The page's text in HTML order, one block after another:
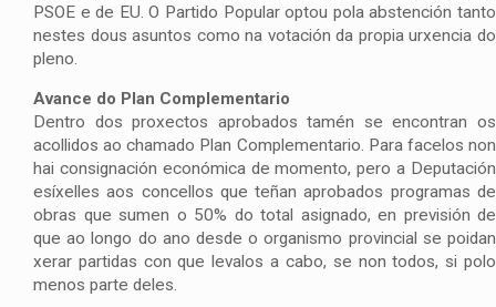
PSOE e de EU. O Partido Popular optou pola abstención tanto
nestes dous asuntos como na votación da propia urxencia do
pleno.
Avance do Plan Complementario
Dentro dos proxectos aprobados tamén se encontran os
acollidos ao chamado Plan Complementario. Para facelos non
hai consignación económica de momento, pero a Deputación
esíxelles aos concellos que teñan aprobados programas de
obras que sumen o 50% do total asignado, en previsión de
que ao longo do ano desde o organismo provincial se poidan
xerar partidas con que levalos a cabo, se non todos, si polo
menos parte deles.